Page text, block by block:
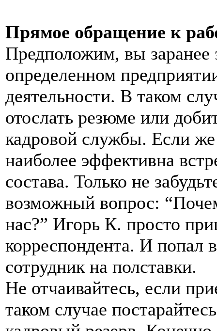
Прямое обращение к
Предположим, вы заранее
определенном
деятельности. В таком
отослать резюме или
кадровой службы. Если
наиболее эффективна
состава. Только не
возможный вопрос:
нас?” Игорь К. просто
корреспондента. И попал
сотрудник на полставки.
Не отчаивайтесь, если
таком случае